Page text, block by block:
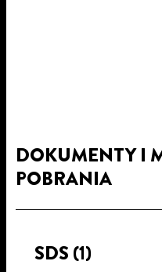
DOKUMENTY I
POBRANIA
SDS (1)